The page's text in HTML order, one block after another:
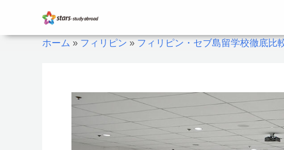
を
ホーム » フィリピン » フィリピン・セブ島留学校徹底比